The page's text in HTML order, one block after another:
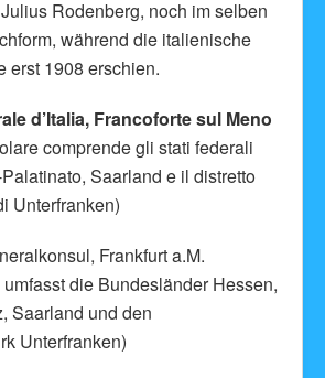
Rodenberg, noch im selben
während die italienische
erst 1908 erschien.
d’Italia, Francoforte sul Meno
comprende gli stati federali
Saarland e il distretto
Unterfranken)
Frankfurt a.M.
die Bundesländer Hessen,
Saarland und den
Unterfranken)